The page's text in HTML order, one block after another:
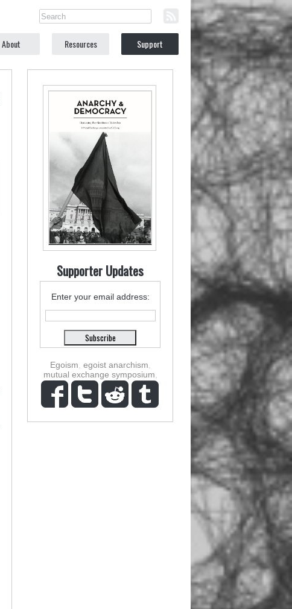
About Resources Support
Supporter Updates
Enter your email address:
Egoism egoist anarchism
mutual exchange symposium